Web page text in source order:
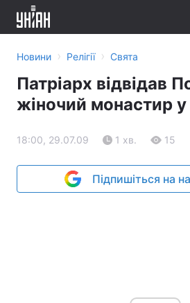
Новини › Релігії › Свята
Патріарх відвідав
жіночий монастир у
18:00, 29.07.09 1 хв. 15
Підпишіться на